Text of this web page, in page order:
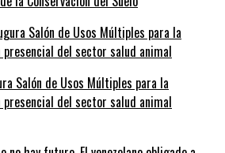
Salón de Usos Múltiples para la
presencial del sector salud animal